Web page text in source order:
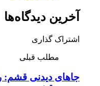
آخرین دیدگاه‌ها
اشتراک گذاری
مطلب قبلی
جاهای دیدنی قشم: